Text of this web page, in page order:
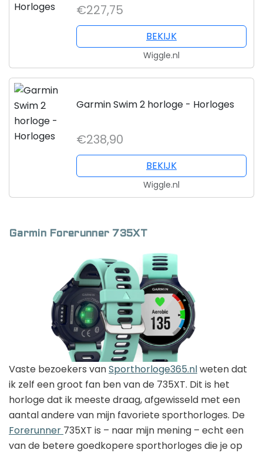
€227,75
BEKIJK
Wiggle.nl
Garmin Swim 2 horloge - Horloges
€238,90
BEKIJK
Wiggle.nl
Garmin Forerunner 735XT
Vaste bezoekers vanSporthorloge365.nlweten dat
ik zelf een groot fan ben van de 735XT. Dit is het
horloge dat ik meeste draag, afgewisseld met een
aantal andere van mijn favoriete sporthorloges. De
Forerunner 735XT is – naar mijn mening – echt een
van de betere goedkopere sporthorloges die je op